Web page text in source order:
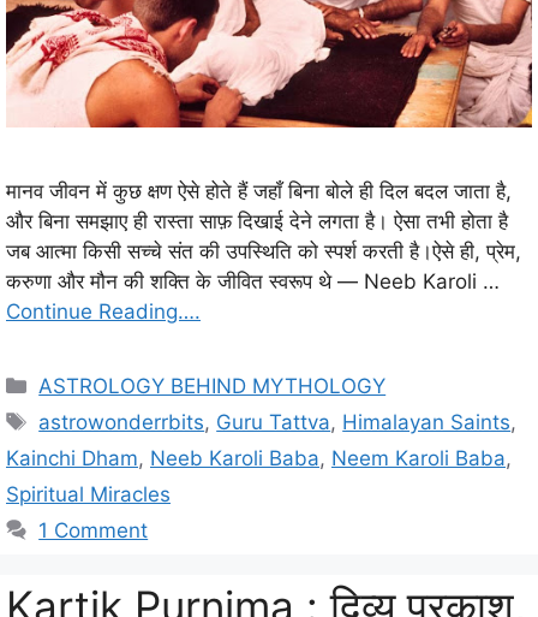
मानव जीवन में कुछ क्षण ऐसे होते हैं जहाँ बिना बोले ही दिल बदल जाता है,
और बिना समझाए ही रास्ता साफ़ दिखाई देने लगता है। ऐसा तभी होता है
जब आत्मा किसी सच्चे संत की उपस्थिति को स्पर्श करती है।ऐसे ही, प्रेम,
करुणा और मौन की शक्ति के जीवित स्वरूप थे — Neeb Karoli …
Continue Reading….
C
e
g
o
ASTROLOGY BEHIND MYTHOLOGY
T
s
astrowonderrbits, Guru Tattva, Himalayan Saints,
Kainchi Dham, Neeb Karoli Baba, Neem Karoli Baba,
Spiritual Miracles
1 Comment
Kartik Purnima : दिव्य प्रकाश,